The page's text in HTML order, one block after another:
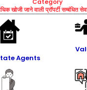
खोजी जाने वाली प्रॉपर्टी सम्बंधित
Agents